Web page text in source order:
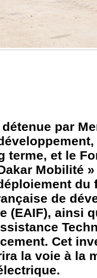
par
terme, et le
Mobilité
de
(EAIF), ainsi
Cet
la voie à la